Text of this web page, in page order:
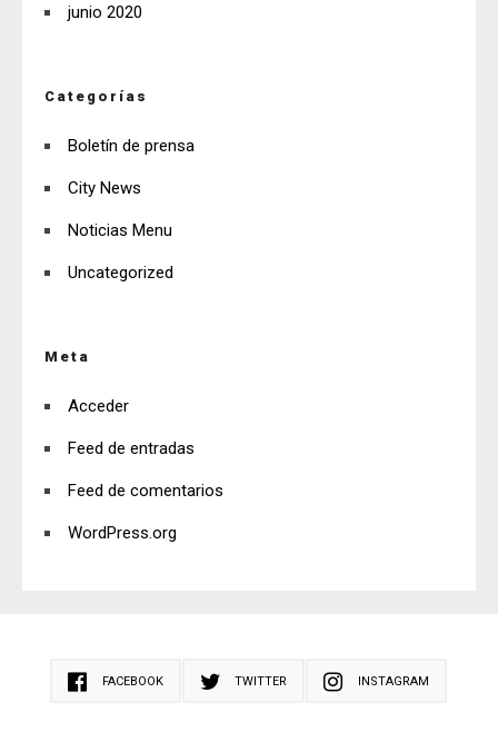
junio 2020
Categorías
Boletín de prensa
City News
Noticias Menu
Uncategorized
Meta
Acceder
Feed de entradas
Feed de comentarios
WordPress.org
FACEBOOK TWITTER INSTAGRAM